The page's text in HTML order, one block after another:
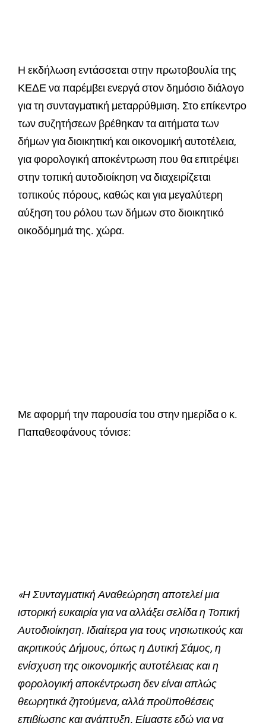
Η εκδήλωση εντάσσεται στην πρωτοβουλία της
ΚΕΔΕ να παρέμβει ενεργά στον δημόσιο διάλογο
για τη συνταγματική μεταρρύθμιση. Στο επίκεντρο
των συζητήσεων βρέθηκαν τα αιτήματα των
δήμων για διοικητική και οικονομική αυτοτέλεια,
για φορολογική αποκέντρωση που θα επιτρέψει
στην τοπική αυτοδιοίκηση να διαχειρίζεται
τοπικούς πόρους, καθώς και για μεγαλύτερη
αύξηση του ρόλου των δήμων στο διοικητικό
οικοδόμημά της. χώρα.
Με αφορμή την παρουσία του στην ημερίδα ο κ.
Παπαθεοφάνους τόνισε:
«Η Συνταγματική Αναθεώρηση αποτελεί μια
ιστορική ευκαιρία για να αλλάξει σελίδα η Τοπική
Αυτοδιοίκηση. Ιδιαίτερα για τους νησιωτικούς και
ακριτικούς Δήμους, όπως η Δυτική Σάμος, η
ενίσχυση της οικονομικής αυτοτέλειας και η
φορολογική αποκέντρωση δεν είναι απλώς
θεωρητικά ζητούμενα, αλλά προϋποθέσεις
επιβίωσης και ανάπτυξη. Είμαστε εδώ για να